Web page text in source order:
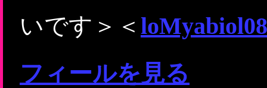
いです＞＜
フィールを見る